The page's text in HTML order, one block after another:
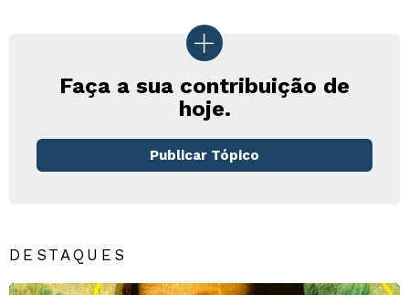
Faça a sua contribuição de
hoje.
Publicar Tópico
DESTAQUES